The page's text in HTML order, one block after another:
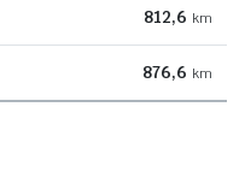
812,6 km
876,6 km